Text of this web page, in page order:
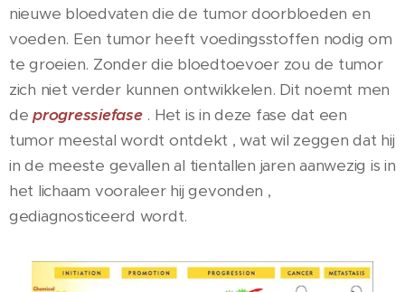
nieuwe bloedvaten die de tumor doorbloeden en
voeden. Een tumor heeft voedingsstoffen nodig om
te groeien. Zonder die bloedtoevoer zou de tumor
zich niet verder kunnen ontwikkelen. Dit noemt men
deprogressiefase. Het is in deze fase dat een
tumor meestal wordt ontdekt , wat wil zeggen dat hij
in de meeste gevallen al tientallen jaren aanwezig is in
het lichaam vooraleer hij gevonden ,
gediagnosticeerd wordt.